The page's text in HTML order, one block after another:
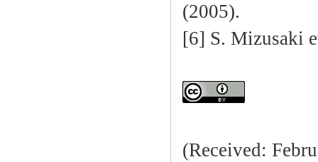
(2005).
[6] S. Mizusaki
(Received: